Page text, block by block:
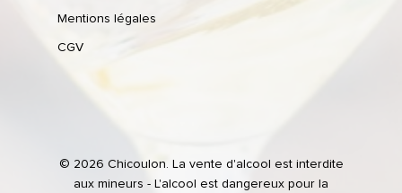
Mentions légales
CGV
© 2026 Chicoulon. La vente d'alcool est interdite
aux mineurs - L'alcool est dangereux pour la